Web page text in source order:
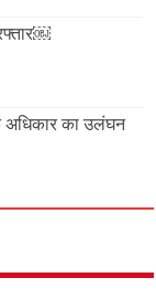
अधिकार का उलंघन